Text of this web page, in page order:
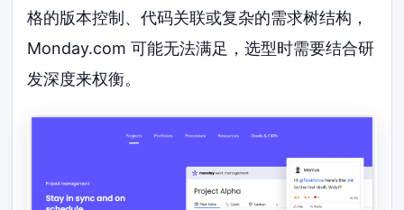
格的版本控制、代码关联或复杂的需求树结构，
Monday.com 可能无法满足，选型时需要结合研
发深度来权衡。